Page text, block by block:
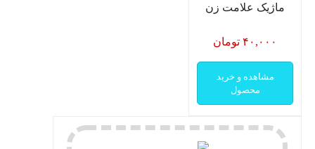
ماژیک علامت زن
۴۰,۰۰۰ تومان
مشاهده و خرید
محصول